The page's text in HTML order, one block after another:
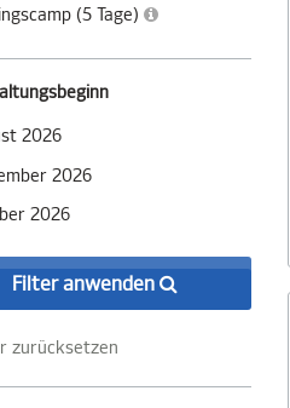
(5 Tage)
2026
2026
2026
Filter anwenden
zurücksetzen